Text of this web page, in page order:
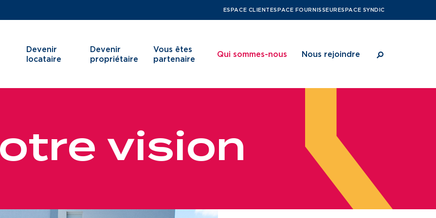
ESPACE CLIENTESPACE FOURNISSEURESPACE SYNDIC
Devenir
locataire
J’ai moins de 30 ans
Devenir
propriétaire
Vous êtes
partenaire
Services aux territoires
Services aux habitants
Qui sommes-nous
Notre projet d’entreprise
Une gouvernance de proximité
Nous rejoindre
Notre culture
tre vision